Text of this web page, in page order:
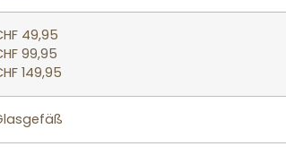
49,95
99,95
149,95